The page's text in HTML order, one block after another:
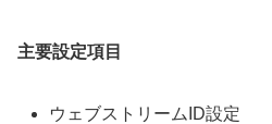
主要設定項目
ウェブストリームID設定